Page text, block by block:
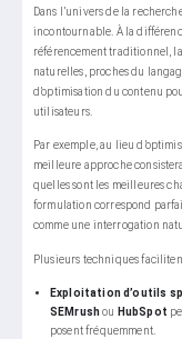
Dans l’univers de la
incontournable. À la
référencement traditionnel,
naturelles, proches du
d’optimisation du contenu
utilisateurs.
Par exemple, au lieu
meilleure approche
quelles sont les meilleures
formulation correspond
comme une interrogation
Plusieurs techniques
Exploitation d’outils
SEMrushou HubSpot
posent fréquemment.